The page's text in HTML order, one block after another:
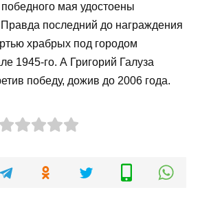
мая удостоены
Правда последний до награждения
храбрых под городом
1945-го. А Григорий Галуза
победу, дожив до 2006 года.